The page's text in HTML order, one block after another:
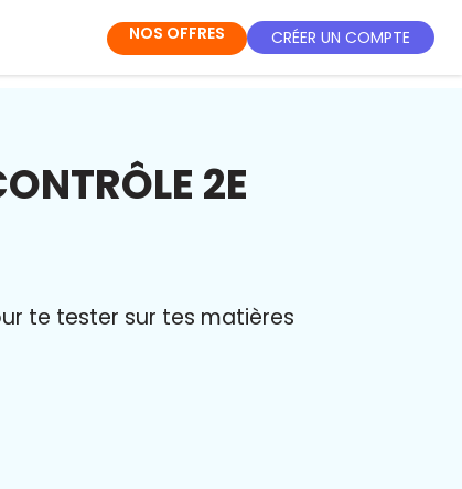
NOS OFFRES CRÉER UN COMPTE
2E
te tester sur tes matières